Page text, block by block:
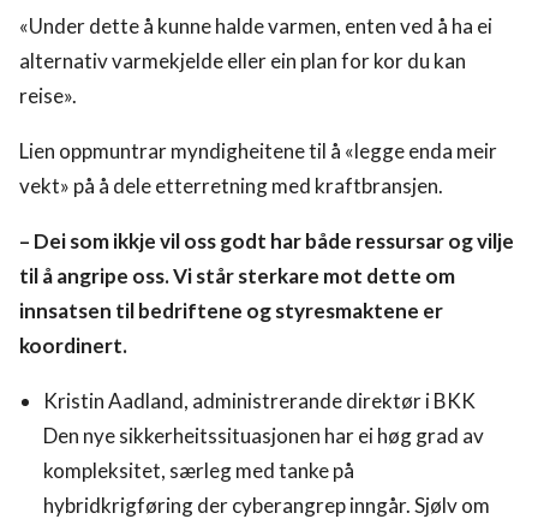
«Under dette å kunne halde varmen, enten ved å ha ei
alternativ varmekjelde eller ein plan for kor du kan
reise».
Lien oppmuntrar myndigheitene til å «legge enda meir
vekt» på å dele etterretning med kraftbransjen.
– Dei som ikkje vil oss godt har både ressursar og vilje
til å angripe oss. Vi står sterkare mot dette om
innsatsen til bedriftene og styresmaktene er
koordinert.
Kristin Aadland, administrerande direktør i BKK
Den nye sikkerheitssituasjonen har ei høg grad av
kompleksitet, særleg med tanke på
hybridkrigføring der cyberangrep inngår. Sjølv om